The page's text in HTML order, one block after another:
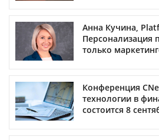
Анна Кучина,
Персонализация
только
Конференция
технологии в
состоится 8